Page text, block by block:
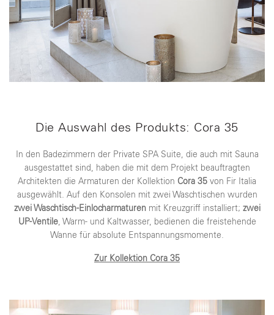
Die Auswahl des Produkts: Cora 35
In den Badezimmern der Private SPA Suite, die auch mit Sauna
ausgestattet sind, haben die mit dem Projekt beauftragten
Architekten die Armaturen der Kollektion Cora 35 von Fir Italia
ausgewählt. Auf den Konsolen mit zwei Waschtischen wurden
zwei Waschtisch-Einlocharmaturenmit Kreuzgriff installiert; zwei
UP-Ventile, Warm- und Kaltwasser, bedienen die freistehende
Wanne für absolute Entspannungsmomente.
Zur Kollektion Cora 35